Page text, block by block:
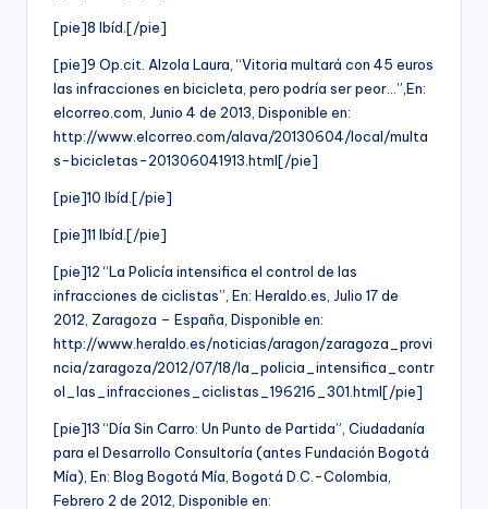
[pie]8 Ibíd.[/pie]
[pie]9 Op.cit. Alzola Laura, “Vitoria multará con 45 euros
las infracciones en bicicleta, pero podría ser peor…”,En:
elcorreo.com, Junio 4 de 2013, Disponible en:
http://www.elcorreo.com/alava/20130604/local/multa
s-bicicletas-201306041913.html[/pie]
[pie]10 Ibíd.[/pie]
[pie]11 Ibíd.[/pie]
[pie]12 “La Policía intensifica el control de las
infracciones de ciclistas”, En: Heraldo.es, Julio 17 de
2012, Zaragoza – España, Disponible en:
http://www.heraldo.es/noticias/aragon/zaragoza_provi
ncia/zaragoza/2012/07/18/la_policia_intensifica_contr
ol_las_infracciones_ciclistas_196216_301.html[/pie]
[pie]13 “Día Sin Carro: Un Punto de Partida”, Ciudadanía
para el Desarrollo Consultoría (antes Fundación Bogotá
Mía), En: Blog Bogotá Mía, Bogotá D.C.-Colombia,
Febrero 2 de 2012, Disponible en: